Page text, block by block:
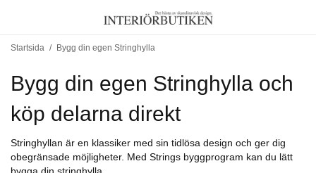
Startsida / Bygg din egen Stringhylla
Bygg din egen Stringhylla och
köp delarna direkt
Stringhyllan är en klassiker med sin tidlösa design och ger dig
obegränsade möjligheter. Med Strings byggprogram kan du lätt